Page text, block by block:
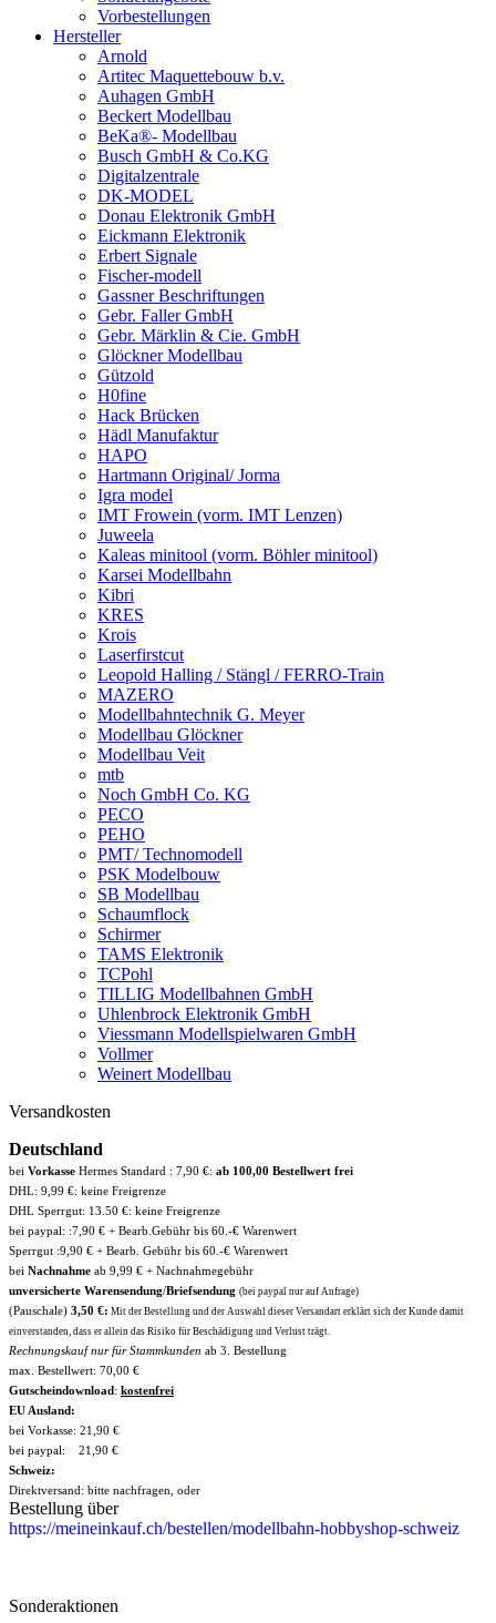
Vorbestellungen
Hersteller
Arnold
Artitec Maquettebouw b.v.
Auhagen GmbH
Beckert Modellbau
BeKa®- Modellbau
Busch GmbH & Co.KG
Digitalzentrale
DK-MODEL
Donau Elektronik GmbH
Eickmann Elektronik
Erbert Signale
Fischer-modell
Gassner Beschriftungen
Gebr. Faller GmbH
Gebr. Märklin & Cie. GmbH
Glöckner Modellbau
Gützold
H0fine
Hack Brücken
Hädl Manufaktur
HAPO
Hartmann Original/ Jorma
Igra model
IMT Frowein (vorm. IMT Lenzen)
Juweela
Kaleas minitool (vorm. Böhler minitool)
Karsei Modellbahn
Kibri
KRES
Krois
Laserfirstcut
Leopold Halling / Stängl / FERRO-Train
MAZERO
Modellbahntechnik G. Meyer
Modellbau Glöckner
Modellbau Veit
mtb
Noch GmbH Co. KG
PECO
PEHO
PMT/ Technomodell
PSK Modelbouw
SB Modellbau
Schaumflock
Schirmer
TAMS Elektronik
TCPohl
TILLIG Modellbahnen GmbH
Uhlenbrock Elektronik GmbH
Viessmann Modellspielwaren GmbH
Vollmer
Weinert Modellbau
Versandkosten
Deutschland
bei Vorkasse Hermes Standard : 7,90 €: ab 100,00 Bestellwert frei
DHL: 9,99 €: keine Freigrenze
DHL Sperrgut: 13.50 €: keine Freigrenze
bei paypal: :7,90 € + Bearb.Gebühr bis 60.-€ Warenwert
Sperrgut :9,90 € + Bearb. Gebühr bis 60.-€ Warenwert
bei Nachnahme ab 9,99 € + Nachnahmegebühr
unversicherte Warensendung/Briefsendung (bei paypal nur auf Anfrage)
(Pauschale) 3,50 €: Mit der Bestellung und der Auswahl dieser Versandart erklärt sich der Kunde damit
einverstanden, dass er allein das Risiko für Beschädigung und Verlust trägt.
Rechnungskauf nur für Stammkunden ab 3. Bestellung
max. Bestellwert: 70,00 €
Gutscheindownload: kostenfrei
EU Ausland:
bei Vorkasse: 21,90 €
bei paypal: 21,90 €
Schweiz:
Direktversand: bitte nachfragen, oder
Bestellung über
https://meineinkauf.ch/bestellen/modellbahn-hobbyshop-schweiz
Sonderaktionen